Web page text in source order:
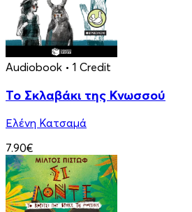
Audiobook • 1 Credit
Το Σκλαβάκι της Κνωσσού
Ελένη Κατσαμά
7.90€